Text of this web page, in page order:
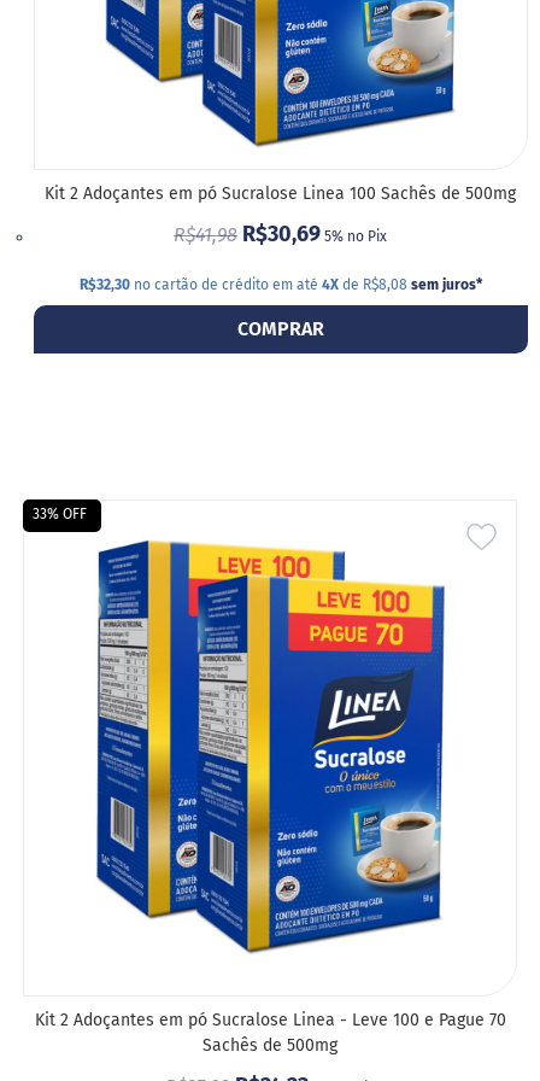
Kit 2 Adoçantes em pó Sucralose Linea 100 Sachês de 500mg
R$41,98 R$30,69 5% no Pix
R$32,30no cartão de crédito em até 4Xde R$8,08 sem juros*
COMPRAR
33% OFF
Kit 2 Adoçantes em pó Sucralose Linea - Leve 100 e Pague 70
Sachês de 500mg